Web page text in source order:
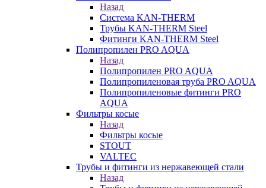
Назад
Система KAN-THERM
Трубы KAN-THERM Steel
Фитинги KAN-THERM Steel
Полипропилен PRO AQUA
Назад
Полипропилен PRO AQUA
Полипропиленовая труба PRO AQUA
Полипропиленовые фитинги PRO
AQUA
Фильтры косые
Назад
Фильтры косые
STOUT
VALTEC
Трубы и фитинги из нержавеющей стали
Назад